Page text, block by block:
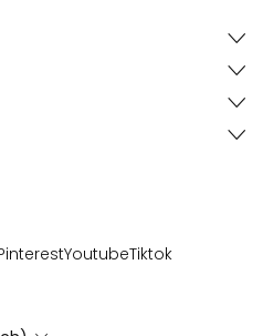
YoutubeTiktok